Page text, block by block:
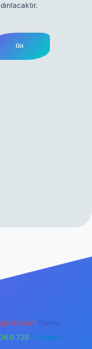
Teams:
0 726 Telegram: